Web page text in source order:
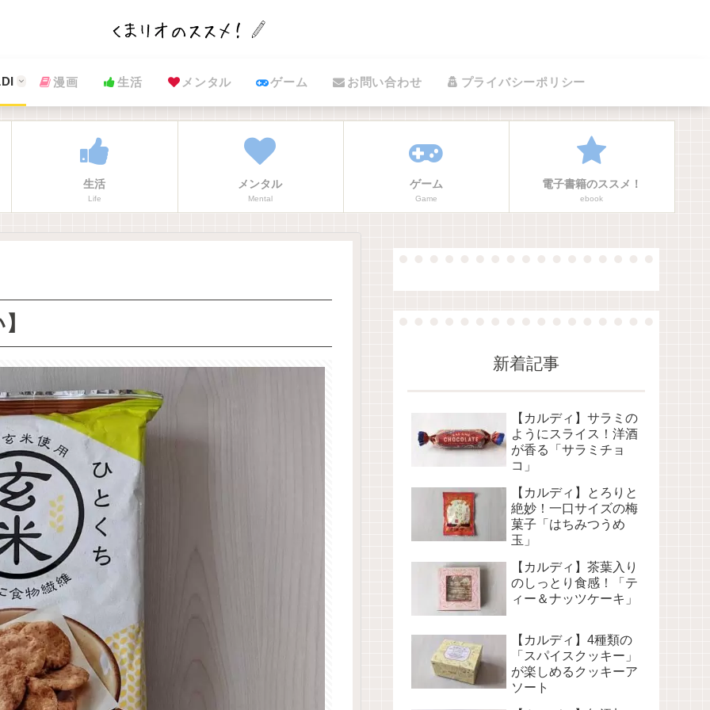
漫画 生活 メンタル ゲーム お問い合わせ プライバシーポリシー
生活
Life
メンタル
Mental
ゲーム
Game
電子書籍のススメ！
ebook
新着記事
【カルディ】サラミの
ようにスライス！洋酒
が香る「サラミチョ
コ」
【カルディ】とろりと
絶妙！一口サイズの梅
菓子「はちみつうめ
玉」
【カルディ】茶葉入り
のしっとり食感！「テ
ィー＆ナッツケーキ」
【カルディ】4種類の
「スパイスクッキー」
が楽しめるクッキーア
ソート